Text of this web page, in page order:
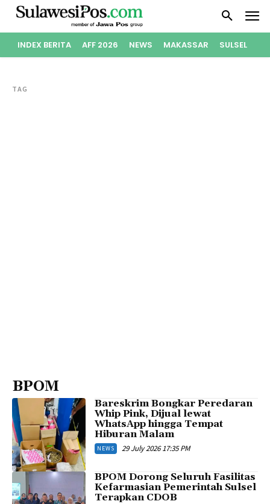
INDEX BERITA AFF 2026 NEWS MAKASSAR SULSEL
TAG
BPOM
Bareskrim Bongkar Peredaran
Whip Pink, Dijual lewat
WhatsApp hingga Tempat
Hiburan Malam
NEWS 29 July 2026 17:35 PM
BPOM Dorong Seluruh Fasilitas
Kefarmasian Pemerintah Sulsel
Terapkan CDOB